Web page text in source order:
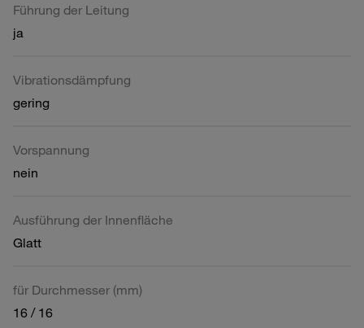
Führung der Leitung
ja
Vibrationsdämpfung
gering
Vorspannung
nein
Ausführung der Innenfläche
Glatt
für Durchmesser (mm)
16 / 16